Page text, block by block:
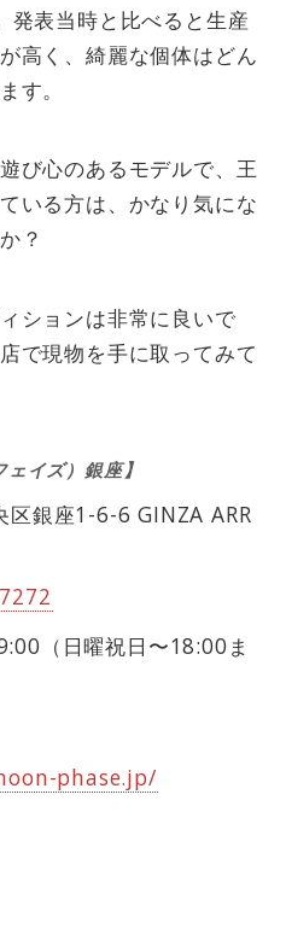
発表当時と比べると生産
高く、綺麗な個体はどん
す。
び心のあるモデルで、王
いる方は、かなり気にな
？
ションは非常に良いで
で現物を手に取ってみて
区銀座1-6-6 GINZA ARR
（日曜祝日〜18:00ま
phase.jp/
ェイズ）銀座】